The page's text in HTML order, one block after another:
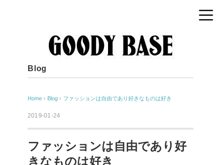
Blog
Home › Blog › ファッションは自由であり好きなものは好き
2019-01-24
ファッションは自由であり好
きなものは好き